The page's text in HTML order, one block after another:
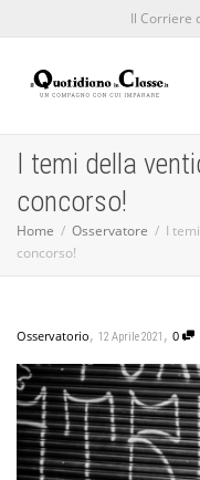
Il Corriere
I temi della
concorso!
Home Osservatore
I
concorso!
Osservatorio, 12 Aprile 2021 , 0